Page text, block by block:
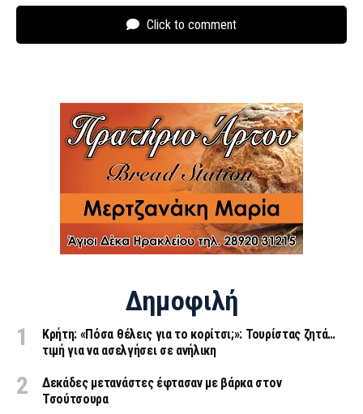
Click to comment
Δημοφιλή
Κρήτη: «Πόσα θέλεις για το κορίτσι;»: Τουρίστας ζητά…
τιμή για να ασελγήσει σε ανήλικη
Δεκάδες μετανάστες έφτασαν με βάρκα στον
Τσούτσουρα